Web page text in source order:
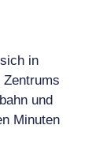
in
und
Minuten